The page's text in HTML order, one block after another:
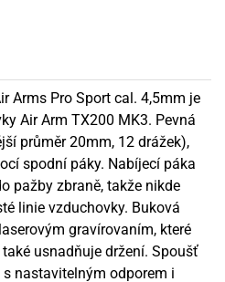
Arms Pro Sport cal. 4,5mm je
Air Arm TX200 MK3. Pevná
průměr 20mm, 12 drážek),
spodní páky. Nabíjecí páka
pažby zbraně, takže nikde
linie vzduchovky. Buková
gravírovaním, které
usnadňuje držení. Spoušť
nastavitelným odporem i